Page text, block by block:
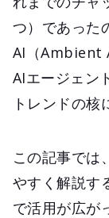
つ）であった
AI（Ambient
AIエージェン
トレンドの核
この記事では
やすく解説す
で活用が広が